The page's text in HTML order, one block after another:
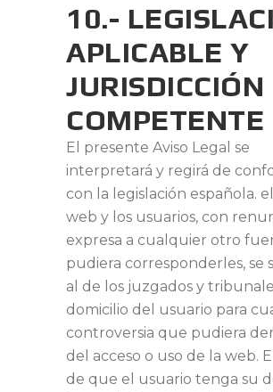
10.-
APLICABLE Y
JURISDICCIÓN
COMPETENTE
El presente Aviso Legal se
interpretará y regirá de
con la legislación española.
web y los usuarios, con
expresa a cualquier otro
pudiera corresponderles, se
al de los juzgados y
domicilio del usuario para
controversia que pudiera
del acceso o uso de la web.
de que el usuario tenga su